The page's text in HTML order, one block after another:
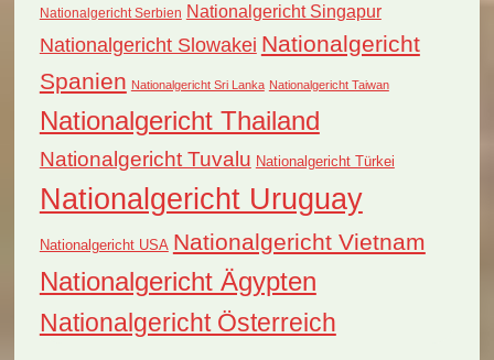
Nationalgericht Serbien Nationalgericht Singapur
Nationalgericht Slowakei Nationalgericht
Spanien Nationalgericht Sri Lanka Nationalgericht Taiwan
Nationalgericht Thailand
Nationalgericht Tuvalu Nationalgericht Türkei
Nationalgericht Uruguay
Nationalgericht USA Nationalgericht Vietnam
Nationalgericht Ägypten
Nationalgericht Österreich